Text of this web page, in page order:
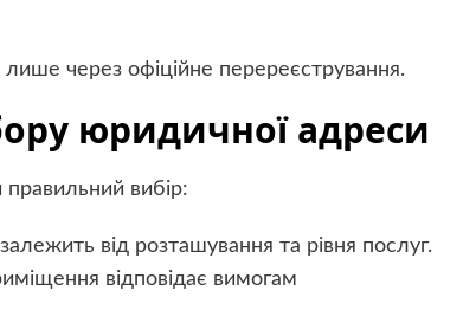
через офіційне перереєстрування.
юридичної адреси
вибір:
від розташування та рівня послуг.
відповідає вимогам